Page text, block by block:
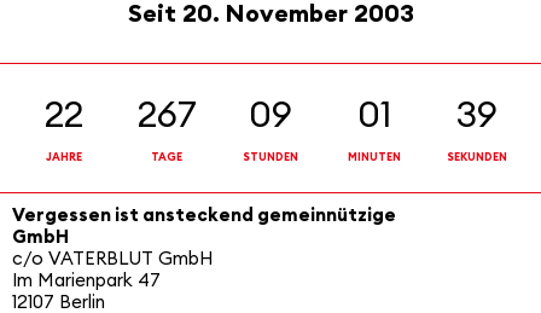
Seit 20. November 2003
22
JAHRE
267
TAGE
09
STUNDEN
01
MINUTEN
39
SEKUNDEN
Vergessen ist ansteckend gemeinnützige
GmbH
c/o VATERBLUT GmbH
Im Marienpark 47
12107 Berlin